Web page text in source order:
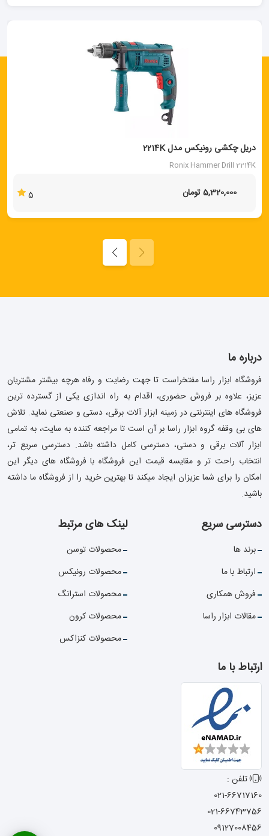
دریل چکشی رونیکس مدل 2214K
Ronix Hammer Drill 2214K
5,320,000 تومان 5
درباره ما
فروشگاه ابزار راسا مفتخراست تا جهت رضایت و رفاه هرچه بیشتر مشتریان
عزیز، علاوه بر فروش حضوری، اقدام به راه اندازی یکی از گسترده ترین
فروشگاه های اینترنتی در زمینه ابزار آلات برقی، دستی و صنعتی نماید. تلاش
های بی وقفه گروه ابزار راسا بر آن است تا مراجعه کننده به سایت، به تمامی
ابزار آلات برقی و دستی، دسترسی کامل داشته باشد. دسترسی سریع تر،
انتخاب راحت تر و مقایسه قیمت این فروشگاه با فروشگاه های دیگر این
امکان را برای شما عزیزان ایجاد میکند تا بهترین خرید را از فروشگاه ما داشته
باشید.
دسترسی سریع
برند ها
ارتباط با ما
فروش همکاری
مقالات ابزار راسا
لینک های مرتبط
محصولات توسن
محصولات رونیکس
محصولات استرانگ
محصولات کرون
محصولات کنزاکس
ارتباط با ما
تلفن :
021-66717160
021-66743756
09127008456